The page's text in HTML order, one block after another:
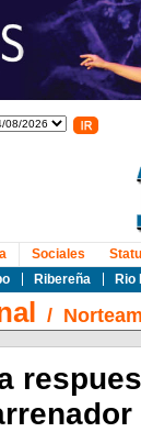
Ribereña Rio
Sociales
/